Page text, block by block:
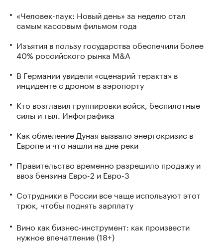
«Человек-паук: Новый день» за неделю стал
самым кассовым фильмом года
Изъятия в пользу государства обеспечили более
40% российского рынка M&A
В Германии увидели «сценарий теракта» в
инциденте с дроном в аэропорту
Кто возглавил группировки войск, беспилотные
силы и тыл. Инфографика
Как обмеление Дуная вызвало энергокризис в
Европе и что нашли на дне реки
Правительство временно разрешило продажу и
ввоз бензина Евро-2 и Евро-3
Сотрудники в России все чаще используют этот
трюк, чтобы поднять зарплату
Вино как бизнес-инструмент: как произвести
нужное впечатление (18+)